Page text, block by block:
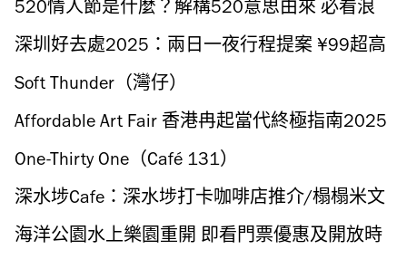
520情人節是什麼？解構520意思由來 必看浪
漫情人節禮物推介
深圳好去處2025：兩日一夜行程提案 ¥99超高
CP 值美甲/龍華區咖啡一條街/私人影院按摩包
自助餐/文青朝聖深圳美術館
Soft Thunder（灣仔）
Affordable Art Fair 香港冉起當代終極指南2025
One-Thirty One（Café 131）
深水埗Cafe：深水埗打卡咖啡店推介/榻榻米文
青 Cafe/懷舊旋轉樓梯
海洋公園水上樂園重開 即看門票優惠及開放時